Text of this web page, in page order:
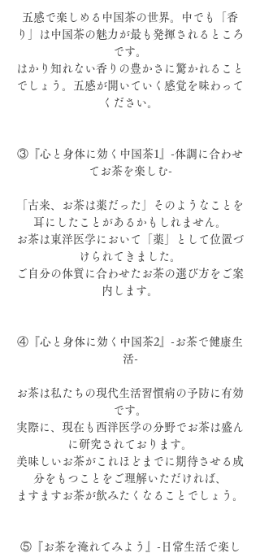
五感で楽しめる中国茶の世界。中でも「香
り」は中国茶の魅力が最も発揮されるところ
です。
はかり知れない香りの豊かさに驚かれること
でしょう。五感が開いていく感覚を味わって
ください。
③『心と身体に効く中国茶1』-体調に合わせ
てお茶を楽しむ-
「古来、お茶は薬だった」そのようなことを
耳にしたことがあるかもしれません。
お茶は東洋医学において「薬」として位置づ
けられてきました。
ご自分の体質に合わせたお茶の選び方をご案
内します。
④『心と身体に効く中国茶2』-お茶で健康生
活-
お茶は私たちの現代生活習慣病の予防に有効
です。
実際に、現在も西洋医学の分野でお茶は盛ん
に研究されております。
美味しいお茶がこれほどまでに期待させる成
分をもつことをご理解いただければ、
ますますお茶が飲みたくなることでしょう。
⑤『お茶を淹れてみよう』-日常生活で楽し